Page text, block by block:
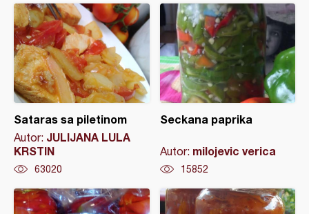
Sataras sa piletinom
Autor: JULIJANA LULA
KRSTIN
63020
Seckana paprika
Autor: milojevic verica
15852